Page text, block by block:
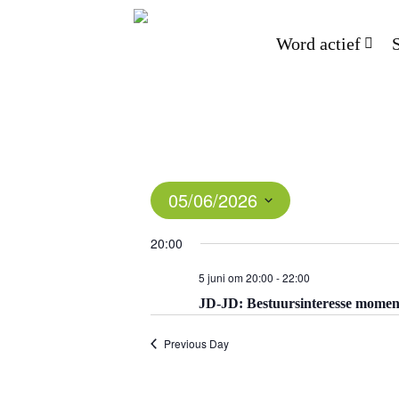
Word actief
05/06/2026
date.
20:00
5 juni om 20:00 -22:00
JD-JD: Bestuursinteresse
Previous Day